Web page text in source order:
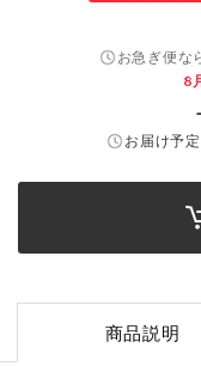
お急ぎ便な
8
お届け予
商品説明